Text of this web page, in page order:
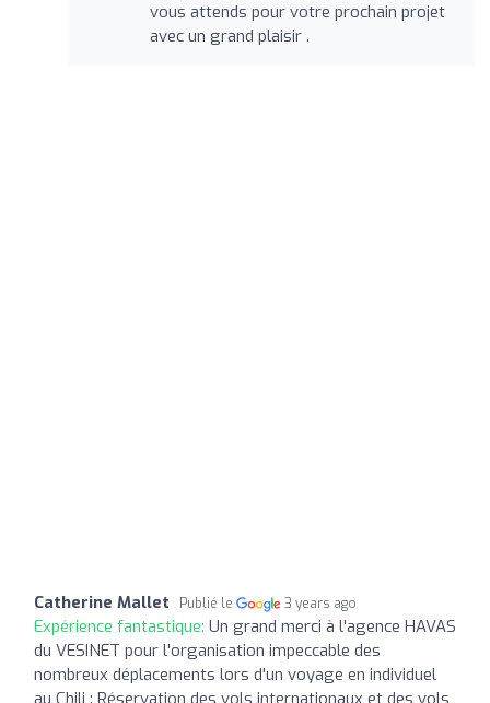
vous attends pour votre prochain projet
avec un grand plaisir .
Catherine Mallet Publié le 3 years ago
Expérience fantastique: Un grand merci à l'agence HAVAS
du VESINET pour l'organisation impeccable des
nombreux déplacements lors d'un voyage en individuel
au Chili : Réservation des vols internationaux et des vols